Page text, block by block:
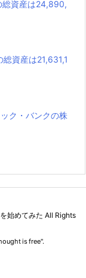
総資産は24,890,
資産は21,631,1
ク・バンクの株
始めてみた All Rights
is free".